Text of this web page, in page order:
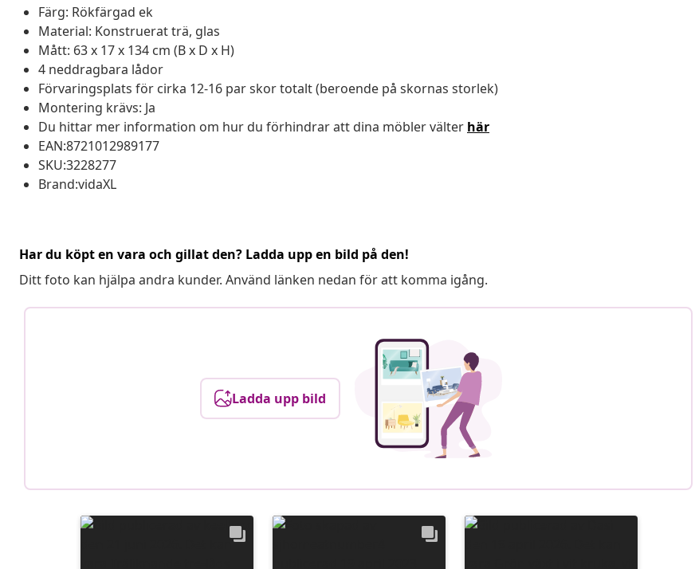
Färg: Rökfärgad ek
Material: Konstruerat trä, glas
Mått: 63 x 17 x 134 cm (B x D x H)
4 neddragbara lådor
Förvaringsplats för cirka 12-16 par skor totalt (beroende på skornas storlek)
Montering krävs: Ja
Du hittar mer information om hur du förhindrar att dina möbler välter här
EAN:8721012989177
SKU:3228277
Brand:vidaXL
Har du köpt en vara och gillat den? Ladda upp en bild på den!
Ditt foto kan hjälpa andra kunder. Använd länken nedan för att komma igång.
Ladda upp bild